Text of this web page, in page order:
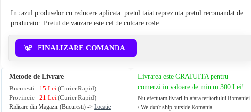
FINALIZARE COMANDA
In cazul produselor cu reducere aplicata: pretul taiat reprezinta pretul recomandat de
producator. Pretul de vanzare este cel de culoare rosie.
Metode de Livrare
Bucuresti - 15 Lei (Curier Rapid)
Provincie -21 Lei (Curier Rapid)
Ridicare din Magazin (Bucuresti) ->Locatie
Livrarea este GRATUITA pentru
comenzi in valoare de minim 300 Lei!
Nu efectuam livrari in afara teritoriului Romaniei.
/ We don't ship outside Romania.